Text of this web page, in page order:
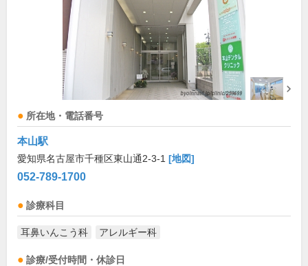
所在地・電話番号
本山駅
愛知県名古屋市千種区東山通2-3-1 [地図]
052-789-1700
診療科目
耳鼻いんこう科 アレルギー科
診療/受付時間・休診日